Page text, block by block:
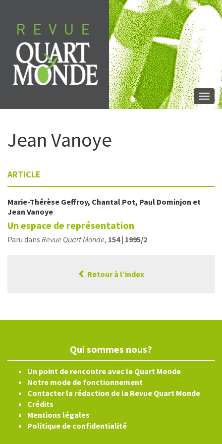
contenu
Jean Vanoye
ARTICLE
Marie-Thérèse Geffroy, Chantal Pot, Paul Dominjon et
Jean Vanoye
Un espace de représentation
Paru dans Revue Quart Monde, 154 | 1995/2
Retour à l’index
Qui sommes nous?
Un point de rencontre avec le Quart Monde
Notre mode de fonctionnement
Contacter la rédaction de la Revue Quart Monde
Crédits
Mentions légales
Politique de confidentialité